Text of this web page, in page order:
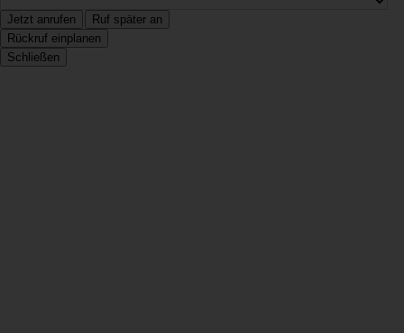
Jetzt anrufen
Ruf später an
Rückruf einplanen
Schließen